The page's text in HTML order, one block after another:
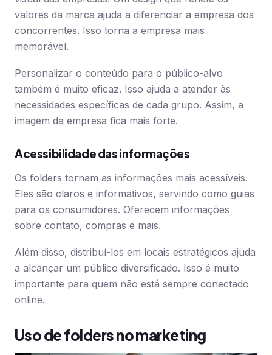
valores da marca ajuda a diferenciar a empresa dos
concorrentes. Isso torna a empresa mais
memorável.
Personalizar o conteúdo para o público-alvo
também é muito eficaz. Isso ajuda a atender às
necessidades específicas de cada grupo. Assim, a
imagem da empresa fica mais forte.
Acessibilidade das informações
Os folders tornam as informações mais acessíveis.
Eles são claros e informativos, servindo como guias
para os consumidores. Oferecem informações
sobre contato, compras e mais.
Além disso, distribuí-los em locais estratégicos ajuda
a alcançar um público diversificado. Isso é muito
importante para quem não está sempre conectado
online.
Uso de folders no marketing